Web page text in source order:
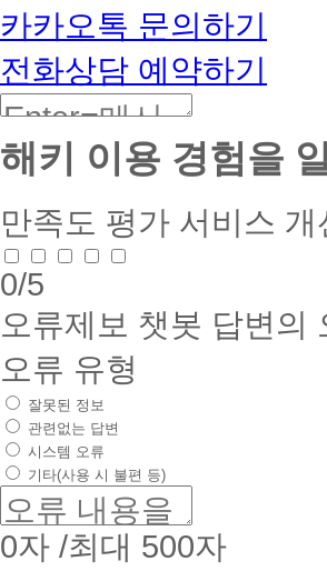
카카오톡 문의하기
전화상담 예약하기
해키 이용 경험을
만족도 평가 서비스
0/5
오류제보 챗봇 답변의
오류 유형
잘못된 정보
관련없는 답변
시스템 오류
기타(사용 시 불편 등)
0자 /최대 500자